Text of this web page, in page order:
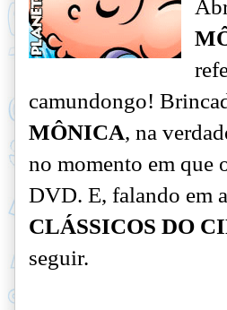
camundongo!
MÔNICA, na
no momento em que
DVD. E, falando em
CLÁSSICOS DO
seguir.